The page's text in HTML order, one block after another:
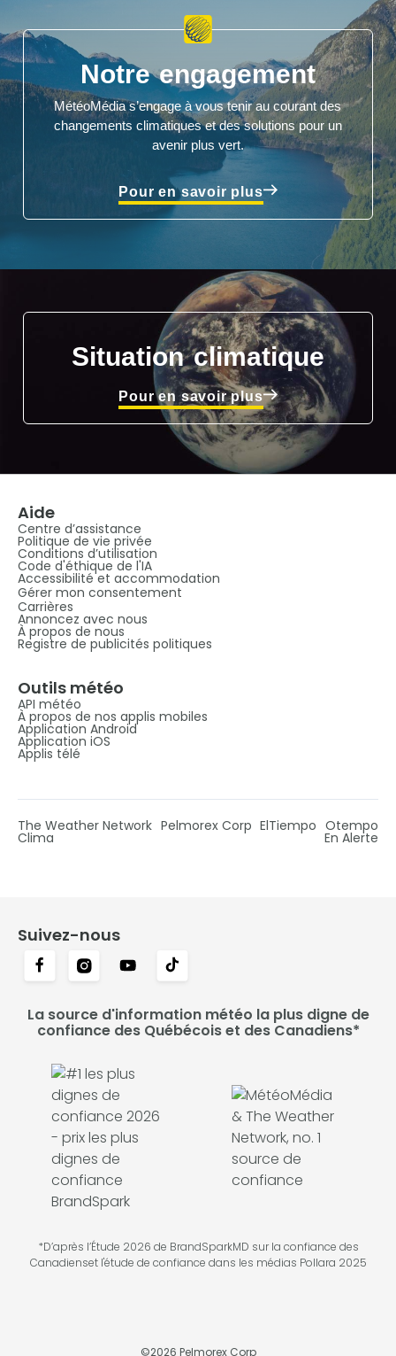
Notre engagement
MétéoMédia s’engage à vous tenir au courant des
changements climatiques et des solutions pour un
avenir plus vert.
Pour en savoir plus
Situation climatique
Pour en savoir plus
Aide
Centre d’assistance
Politique de vie privée
Conditions d’utilisation
Code d'éthique de l'IA
Accessibilité et accommodation
Gérer mon consentement
Carrières
Annoncez avec nous
À propos de nous
Registre de publicités politiques
Outils météo
API météo
À propos de nos applis mobiles
Application Android
Application iOS
Applis télé
The Weather Network Pelmorex Corp ElTiempo Otempo
Clima En Alerte
Suivez-nous
La source d'information météo la plus digne de
confiance des Québécois et des Canadiens*
*D’après l’Étude 2026 de BrandSparkMD sur la confiance des
Canadienset l'étude de confiance dans les médias Pollara 2025
©2026 Pelmorex Corp